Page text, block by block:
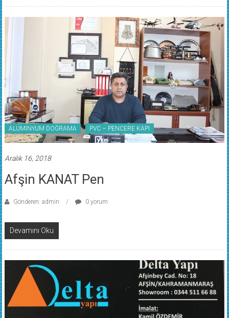
ALÜMİNYUM DOĞRAMA PVC – PENCERE KAPI
Afşin KANAT Pen
Devamını Oku